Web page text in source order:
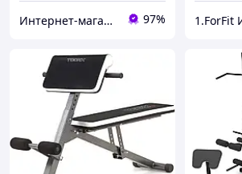
Интернет-магазин "TRENAZHERY" 97%